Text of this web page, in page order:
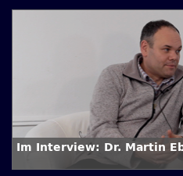
Im Interview: Dr. Martin